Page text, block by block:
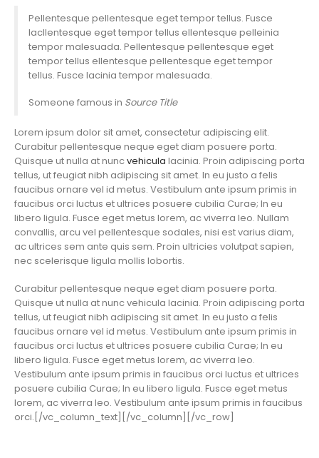
Pellentesque pellentesque eget tempor tellus. Fusce
lacllentesque eget tempor tellus ellentesque pelleinia
tempor malesuada. Pellentesque pellentesque eget
tempor tellus ellentesque pellentesque eget tempor
tellus. Fusce lacinia tempor malesuada.
Someone famous in Source Title
Lorem ipsum dolor sit amet, consectetur adipiscing elit.
Curabitur pellentesque neque eget diam posuere porta.
Quisque ut nulla at nuncvehicula lacinia. Proin adipiscing porta
tellus, ut feugiat nibh adipiscing sit amet. In eu justo a felis
faucibus ornare vel id metus. Vestibulum ante ipsum primis in
faucibus orci luctus et ultrices posuere cubilia Curae; In eu
libero ligula. Fusce eget metus lorem, ac viverra leo. Nullam
convallis, arcu vel pellentesque sodales, nisi est varius diam,
ac ultrices sem ante quis sem. Proin ultricies volutpat sapien,
nec scelerisque ligula mollis lobortis.
Curabitur pellentesque neque eget diam posuere porta.
Quisque ut nulla at nunc vehicula lacinia. Proin adipiscing porta
tellus, ut feugiat nibh adipiscing sit amet. In eu justo a felis
faucibus ornare vel id metus. Vestibulum ante ipsum primis in
faucibus orci luctus et ultrices posuere cubilia Curae; In eu
libero ligula. Fusce eget metus lorem, ac viverra leo.
Vestibulum ante ipsum primis in faucibus orci luctus et ultrices
posuere cubilia Curae; In eu libero ligula. Fusce eget metus
lorem, ac viverra leo. Vestibulum ante ipsum primis in faucibus
orci.[/vc_column_text][/vc_column][/vc_row]